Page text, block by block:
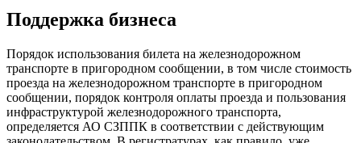
Поддержка бизнеса
Порядок использования билета на железнодорожном
транспорте в пригородном сообщении, в том числе стоимость
проезда на железнодорожном транспорте в пригородном
сообщении, порядок контроля оплаты проезда и пользования
инфраструктурой железнодорожного транспорта,
определяется АО СЗППК в соответствии с действующим